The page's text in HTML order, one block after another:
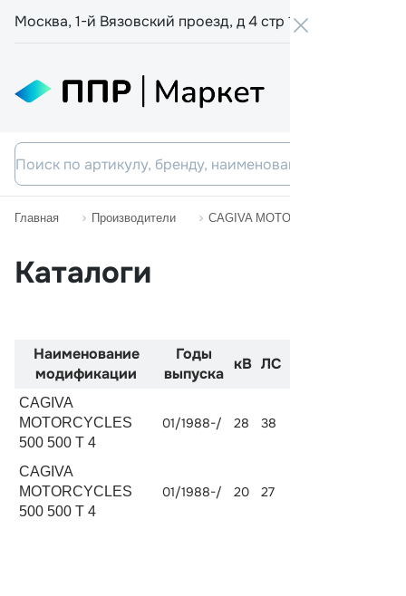
Москва, 1-й Вязовский проезд, д 4 стр 19
Главная Производители CAGIVA MOTORCYCLES
Каталоги
Наименование
модификации
Годы
выпуска
кВ ЛС
CAGIVA
MOTORCYCLES
500 500 T 4
01/1988-/ 28 38
CAGIVA
MOTORCYCLES
500 500 T 4
01/1988-/ 20 27